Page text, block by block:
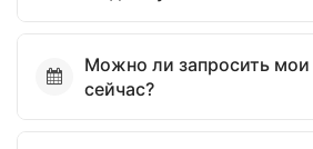
Можно ли запросить
сейчас?